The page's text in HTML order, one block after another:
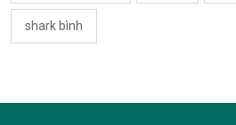
shark bình